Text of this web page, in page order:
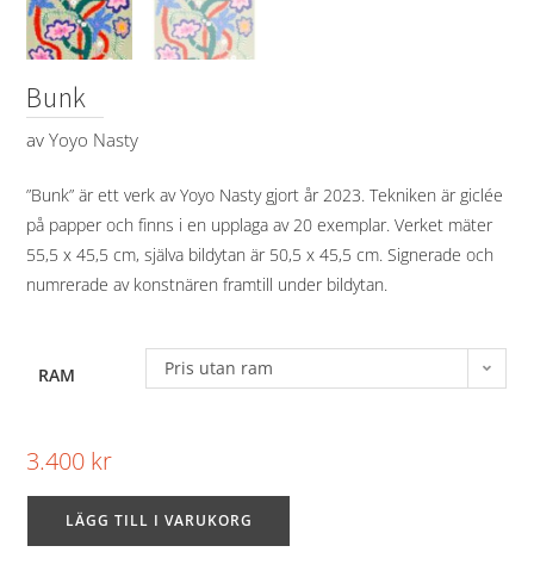
Bunk
avYoyo Nasty
”Bunk” är ett verk av Yoyo Nasty gjort år 2023. Tekniken är giclée
på papper och finns i en upplaga av 20 exemplar. Verket mäter
55,5 x 45,5 cm, själva bildytan är 50,5 x 45,5 cm. Signerade och
numrerade av konstnären framtill under bildytan.
RAM Pris utan ram
3.400 kr
LÄGG TILL I VARUKORG